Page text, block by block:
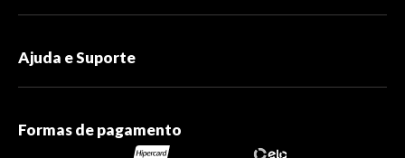
Ajuda e Suporte
Formas de pagamento